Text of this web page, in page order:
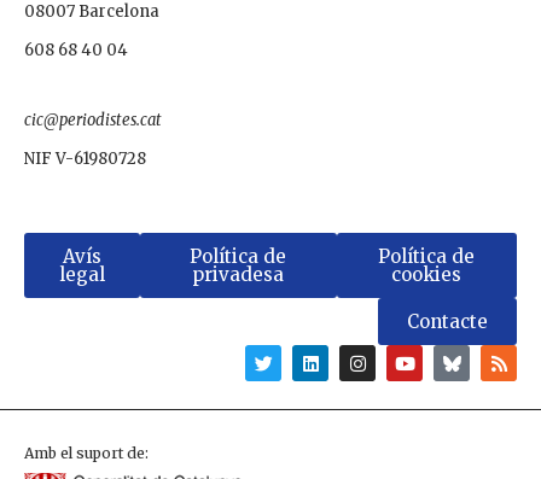
08007 Barcelona
608 68 40 04
cic@periodistes.cat
NIF V-61980728
Avís
legal
Política de
privadesa
Política de
cookies
Contacte
Amb el suport de: